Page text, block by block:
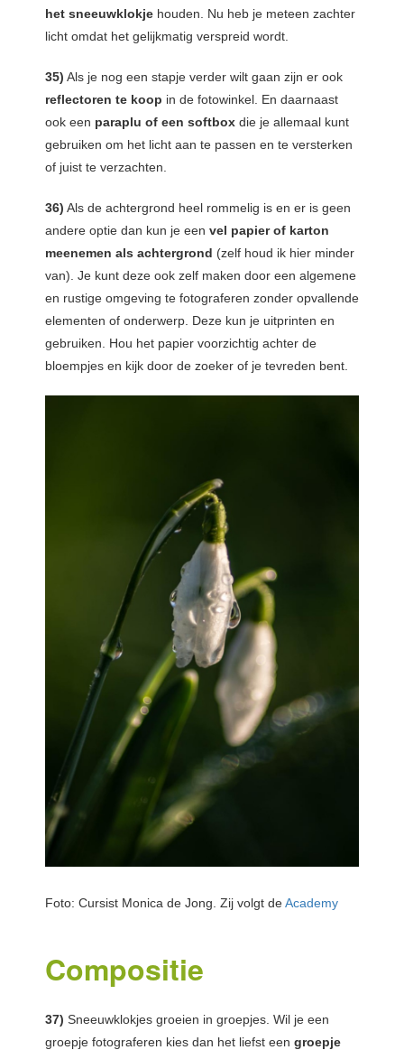
het sneeuwklokje houden. Nu heb je meteen zachter
licht omdat het gelijkmatig verspreid wordt.
35) Als je nog een stapje verder wilt gaan zijn er ook
reflectoren te koop in de fotowinkel. En daarnaast
ook een paraplu of een softbox die je allemaal kunt
gebruiken om het licht aan te passen en te versterken
of juist te verzachten.
36) Als de achtergrond heel rommelig is en er is geen
andere optie dan kun je een vel papier of karton
meenemen als achtergrond (zelf houd ik hier minder
van). Je kunt deze ook zelf maken door een algemene
en rustige omgeving te fotograferen zonder opvallende
elementen of onderwerp. Deze kun je uitprinten en
gebruiken. Hou het papier voorzichtig achter de
bloempjes en kijk door de zoeker of je tevreden bent.
Foto: Cursist Monica de Jong. Zij volgt deAcademy
Compositie
37) Sneeuwklokjes groeien in groepjes. Wil je een
groepje fotograferen kies dan het liefst een groepje